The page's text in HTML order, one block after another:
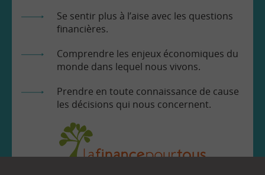
Se sentir plus à l’aise avec les questions
financières.
Comprendre les enjeux économiques du
monde dans lequel nous vivons.
Prendre en toute connaissance de cause
les décisions qui nous concernent.